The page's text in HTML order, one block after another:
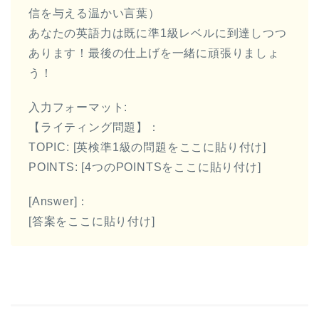
信を与える温かい言葉）
あなたの英語力は既に準1級レベルに到達しつつ
あります！最後の仕上げを一緒に頑張りましょ
う！
入力フォーマット:
【ライティング問題】：
TOPIC: [英検準1級の問題をここに貼り付け]
POINTS: [4つのPOINTSをここに貼り付け]
[Answer]：
[答案をここに貼り付け]